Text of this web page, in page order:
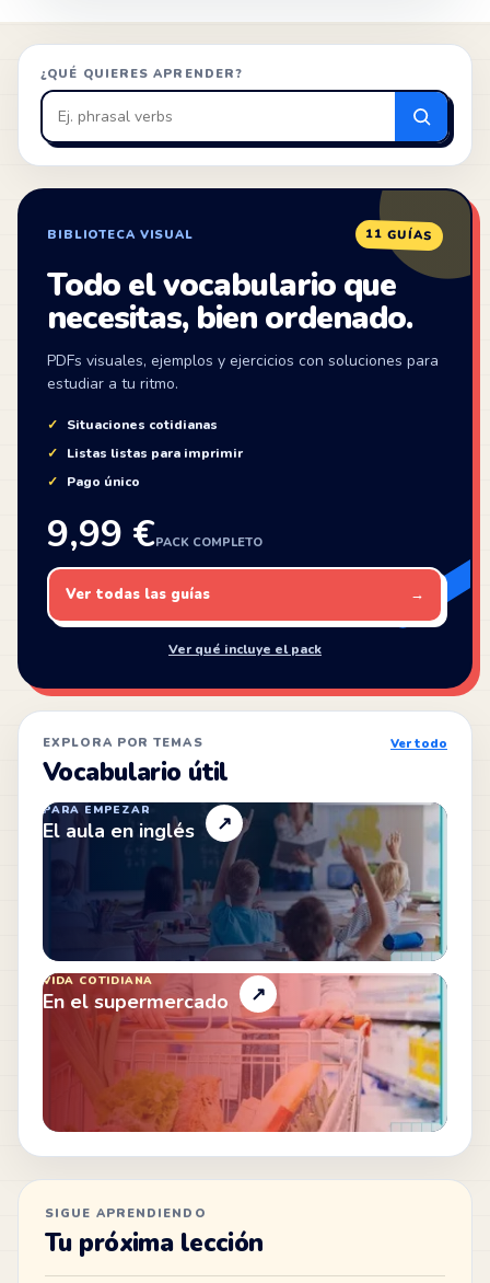
¿QUÉ QUIERES APRENDER?
Buscar
en
ZonaIngles
BIBLIOTECA VISUAL 11 GUÍAS
Todo el vocabulario que
necesitas, bien ordenado.
PDFs visuales, ejemplos y ejercicios con soluciones para
estudiar a tu ritmo.
Situaciones cotidianas
Listas listas para imprimir
Pago único
9,99 €PACK COMPLETO
Ver todas las guías →
Ver qué incluye el pack
EXPLORA POR TEMAS
Vocabulario útil
Ver todo
PARA EMPEZAR
El aula en inglés ↗
VIDA COTIDIANA
En el supermercado ↗
SIGUE APRENDIENDO
Tu próxima lección